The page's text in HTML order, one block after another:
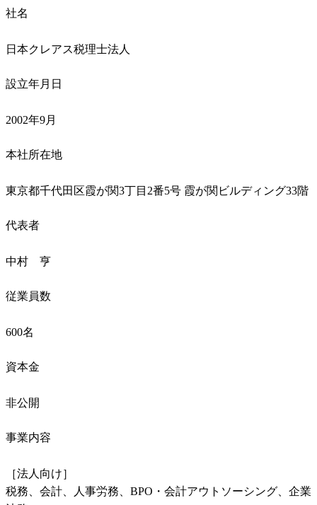
社名
日本クレアス税理士法人
設立年月日
2002年9月
本社所在地
東京都千代田区霞が関3丁目2番5号 霞が関ビルディング33階
代表者
中村　亨
従業員数
600名
資本金
非公開
事業内容
［法人向け］
税務、会計、人事労務、BPO・会計アウトソーシング、企業